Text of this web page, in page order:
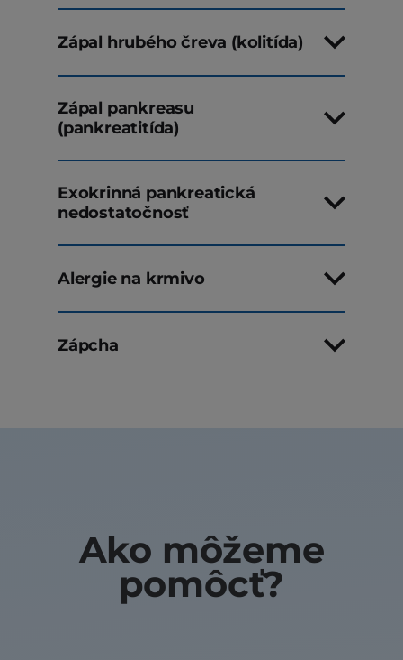
Zápal hrubého čreva (kolitída)
Zápal pankreasu
(pankreatitída)
Exokrinná pankreatická
nedostatočnosť
Alergie na krmivo
Zápcha
Ako môžeme
pomôcť?